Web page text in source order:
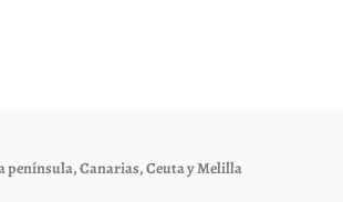
península, Canarias, Ceuta y Melilla